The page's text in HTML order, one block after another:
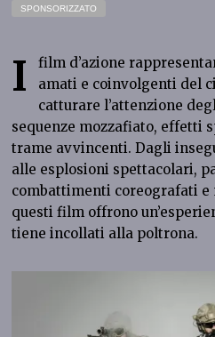
SPONSORIZZATO
I
film d’azione
amati e coinvolgenti del
catturare l’attenzione
sequenze mozzafiato, effetti
trame avvincenti. Dagli
alle esplosioni spettacolari,
combattimenti coreografati
questi film offrono
tiene incollati alla poltrona.